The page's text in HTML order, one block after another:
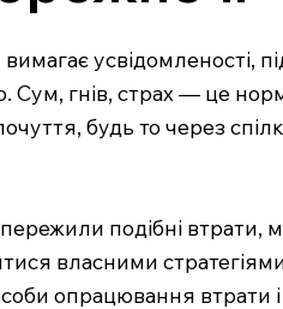
усвідомленості,
гнів, страх — це
будь то через
подібні
власними
опрацювання втрати